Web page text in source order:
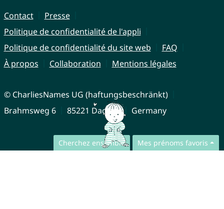
Cherchez ensemble Mes prénoms favoris
Contact
Presse
Politique de confidentialité de l'appli
Politique de confidentialité du site web
FAQ
À propos
Collaboration Mentions légales
© CharliesNames UG (haftungsbeschränkt)
Brahmsweg 6
85221 Dachau Germany